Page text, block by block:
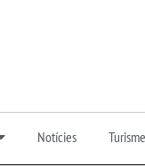
Notícies